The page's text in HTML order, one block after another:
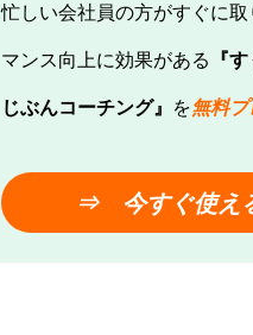
忙しい会社員の方がすぐに
マンス向上に効果がある 『
じぶんコーチング』 を無料プ
⇒ 今すぐ使え